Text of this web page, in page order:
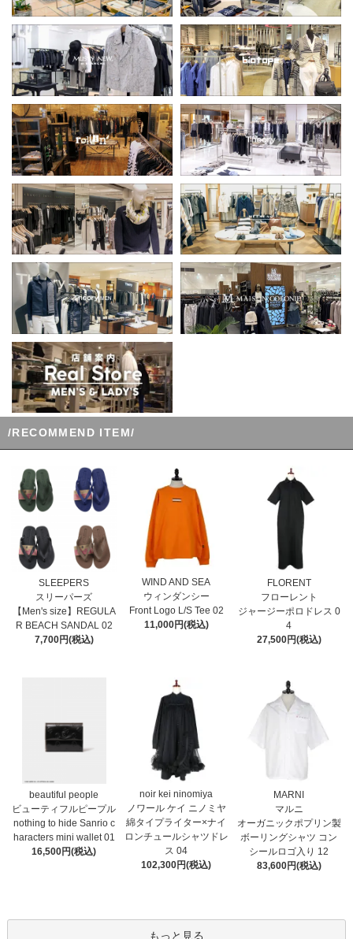
/RECOMMEND ITEM/
SLEEPERS
スリーパーズ
【Men's size】REGULA
R BEACH SANDAL 02
7,700円(税込)
WIND AND SEA
ウィンダンシー
Front Logo L/S Tee 02
11,000円(税込)
FLORENT
フローレント
ジャージーポロドレス 0
4
27,500円(税込)
beautiful people
ビューティフルピープル
nothing to hide Sanrio c
haracters mini wallet⁠ 01
16,500円(税込)
noir kei ninomiya
ノワール ケイ ニノミヤ
綿タイプライター×ナイ
ロンチュールシャツドレ
ス 04
102,300円(税込)
MARNI
マルニ
オーガニックポプリン製
ボーリングシャツ コン
シールロゴ入り 12
83,600円(税込)
もっと見る